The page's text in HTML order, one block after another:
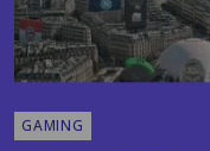
GAMING